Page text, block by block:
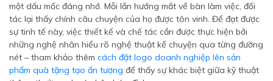
một dấu mốc đáng nhớ. Mỗi lần hướng mắt về bàn làm việc, đối
tác lại thấy chính câu chuyện của họ được tôn vinh. Để đạt được
sự tinh tế này, việc thiết kế và chế tác cần được thực hiện bởi
những nghệ nhân hiểu rõ nghệ thuật kể chuyện qua từng đường
nét – tham khảo thêm cách đặt logo doanh nghiệp lên sản
phẩm quà tặng tạo ấn tượng để thấy sự khác biệt giữa kỹ thuật